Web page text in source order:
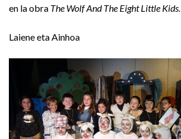
en la obra The Wolf And The Eight Little Kids.
Laiene eta Ainhoa